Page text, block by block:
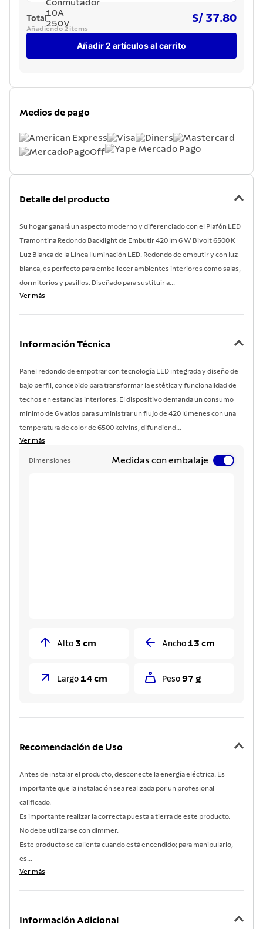
Total S/ 37.80
Añadiendo 2 items
Añadir 2 artículos al carrito
Medios de pago
Detalle del producto
Su hogar ganará un aspecto moderno y diferenciado con el Plafón LED
Tramontina Redondo Backlight de Embutir 420 lm 6 W Bivolt 6500 K
Luz Blanca de la Línea Iluminación LED. Redondo de embutir y con luz
blanca, es perfecto para embellecer ambientes interiores como salas,
dormitorios y pasillos. Diseñado para sustituir a...
Ver más
Información Técnica
Panel redondo de empotrar con tecnología LED integrada y diseño de
bajo perfil, concebido para transformar la estética y funcionalidad de
techos en estancias interiores. El dispositivo demanda un consumo
mínimo de 6 vatios para suministrar un flujo de 420 lúmenes con una
temperatura de color de 6500 kelvins, difundiend...
Ver más
Dimensiones Medidas con embalaje
Alto 3 cm Ancho 13 cm
Largo 14 cm Peso 97 g
Recomendación de Uso
Antes de instalar el producto, desconecte la energía eléctrica. Es
importante que la instalación sea realizada por un profesional
calificado.
Es importante realizar la correcta puesta a tierra de este producto.
No debe utilizarse con dimmer.
Este producto se calienta cuando está encendido; para manipularlo,
es...
Ver más
Información Adicional